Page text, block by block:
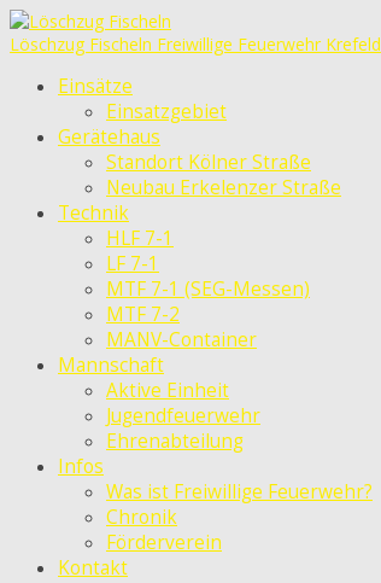
Löschzug Fischeln Freiwillige Feuerwehr Krefeld
Einsätze
Einsatzgebiet
Gerätehaus
Standort Kölner Straße
Neubau Erkelenzer Straße
Technik
HLF 7-1
LF 7-1
MTF 7-1 (SEG-Messen)
MTF 7-2
MANV-Container
Mannschaft
Aktive Einheit
Jugendfeuerwehr
Ehrenabteilung
Infos
Was ist Freiwillige Feuerwehr?
Chronik
Förderverein
Kontakt